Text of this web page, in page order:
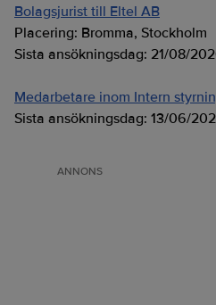
Bolagsjurist till Eltel AB
Placering: Bromma, Stockholm
Sista ansökningsdag: 21/08/
Medarbetare inom Intern
Sista ansökningsdag: 13/06/
ANNONS